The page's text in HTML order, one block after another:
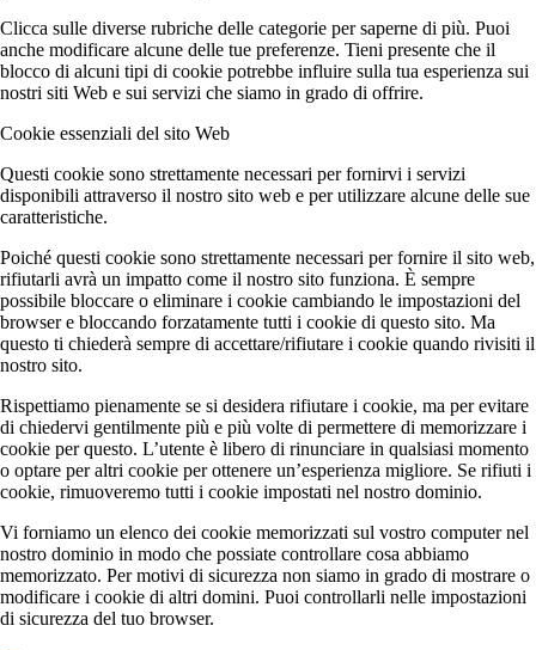
Clicca sulle diverse rubriche delle categorie per saperne di più. Puoi
anche modificare alcune delle tue preferenze. Tieni presente che il
blocco di alcuni tipi di cookie potrebbe influire sulla tua esperienza sui
nostri siti Web e sui servizi che siamo in grado di offrire.
Cookie essenziali del sito Web
Questi cookie sono strettamente necessari per fornirvi i servizi
disponibili attraverso il nostro sito web e per utilizzare alcune delle sue
caratteristiche.
Poiché questi cookie sono strettamente necessari per fornire il sito web,
rifiutarli avrà un impatto come il nostro sito funziona. È sempre
possibile bloccare o eliminare i cookie cambiando le impostazioni del
browser e bloccando forzatamente tutti i cookie di questo sito. Ma
questo ti chiederà sempre di accettare/rifiutare i cookie quando rivisiti il
nostro sito.
Rispettiamo pienamente se si desidera rifiutare i cookie, ma per evitare
di chiedervi gentilmente più e più volte di permettere di memorizzare i
cookie per questo. L’utente è libero di rinunciare in qualsiasi momento
o optare per altri cookie per ottenere un’esperienza migliore. Se rifiuti i
cookie, rimuoveremo tutti i cookie impostati nel nostro dominio.
Vi forniamo un elenco dei cookie memorizzati sul vostro computer nel
nostro dominio in modo che possiate controllare cosa abbiamo
memorizzato. Per motivi di sicurezza non siamo in grado di mostrare o
modificare i cookie di altri domini. Puoi controllarli nelle impostazioni
di sicurezza del tuo browser.